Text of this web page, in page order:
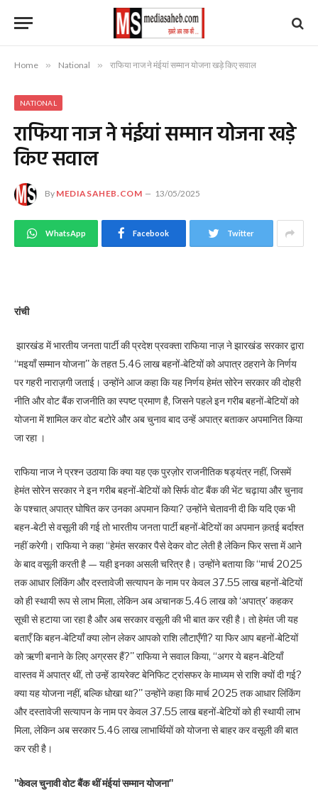
Home » National » राफिया नाज ने मंईयां सम्मान योजना खड़े किए सवाल
NATIONAL
राफिया नाज ने मंईयां सम्मान योजना खड़े
किए सवाल
By MEDIASAHEB.COM 13/05/2025
WhatsApp Facebook Twitter
रांची
झारखंड में भारतीय जनता पार्टी की प्रदेश प्रवक्ता राफिया नाज़ ने झारखंड सरकार द्वारा
‘‘मइयाँ सम्मान योजना'' के तहत 5.46 लाख बहनों-बेटियों को अपात्र ठहराने के निर्णय
पर गहरी नाराज़गी जताई। उन्होंने आज कहा कि यह निर्णय हेमंत सोरेन सरकार की दोहरी
नीति और वोट बैंक राजनीति का स्पष्ट प्रमाण है, जिसने पहले इन गरीब बहनों-बेटियों को
योजना में शामिल कर वोट बटोरे और अब चुनाव बाद उन्हें अपात्र बताकर अपमानित किया
जा रहा ।
राफिया नाज ने प्रश्न उठाया कि क्या यह एक पुरज़ोर राजनीतिक षड्यंत्र नहीं, जिसमें
हेमंत सोरेन सरकार ने इन गरीब बहनों-बेटियों को सिर्फ वोट बैंक की भेंट चढ़ाया और चुनाव
के पश्चात् अपात्र घोषित कर उनका अपमान किया? उन्होंने चेतावनी दी कि यदि एक भी
बहन-बेटी से वसूली की गई तो भारतीय जनता पार्टी बहनों-बेटियों का अपमान क़तई बर्दाश्त
नहीं करेगी। राफिया ने कहा ‘‘हेमंत सरकार पैसे देकर वोट लेती है लेकिन फिर सत्ता में आने
के बाद वसूली करती है — यही इनका असली चरित्र है। उन्होंने बताया कि ‘‘मार्च 2025
तक आधार लिंकिंग और दस्तावेजी सत्यापन के नाम पर केवल 37.55 लाख बहनों-बेटियों
को ही स्थायी रूप से लाभ मिला, लेकिन अब अचानक 5.46 लाख को ‘अपात्र' कहकर
सूची से हटाया जा रहा है और अब सरकार वसूली की भी बात कर रही है। तो हेमंत जी यह
बताएँ कि बहन-बेटियाँ क्या लोन लेकर आपको राशि लौटाएँगी? या फिर आप बहनों-बेटियों
को ऋणी बनाने के लिए अग्रसर हैं?'' राफिया ने सवाल किया, ‘‘अगर ये बहन-बेटियाँ
वास्तव में अपात्र थीं, तो उन्हें डायरेक्ट बेनिफिट ट्रांसफर के माध्यम से राशि क्यों दी गई?
क्या यह योजना नहीं, बल्कि धोखा था?'' उन्होंने कहा कि मार्च 2025 तक आधार लिंकिंग
और दस्तावेजी सत्यापन के नाम पर केवल 37.55 लाख बहनों-बेटियों को ही स्थायी लाभ
मिला, लेकिन अब सरकार 5.46 लाख लाभार्थियों को योजना से बाहर कर वसूली की बात
कर रही है।
"केवल चुनावी वोट बैंक थीं मंईयां सम्मान योजना"